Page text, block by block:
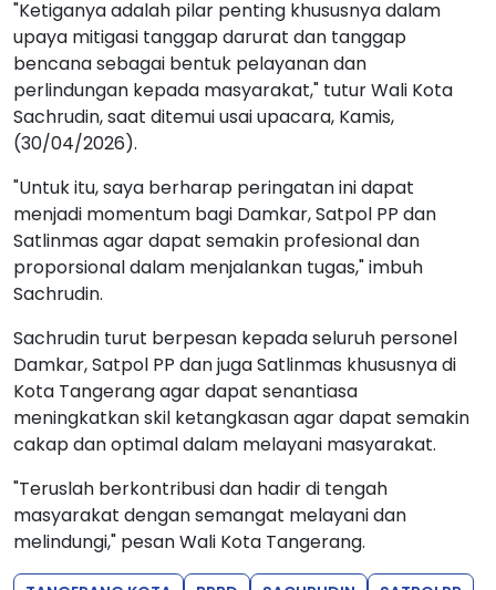
"Ketiganya adalah pilar penting khususnya dalam
upaya mitigasi tanggap darurat dan tanggap
bencana sebagai bentuk pelayanan dan
perlindungan kepada masyarakat," tutur Wali Kota
Sachrudin, saat ditemui usai upacara, Kamis,
"Untuk itu, saya berharap peringatan ini dapat
menjadi momentum bagi Damkar, Satpol PP dan
Satlinmas agar dapat semakin profesional dan
proporsional dalam menjalankan tugas," imbuh
Sachrudin turut berpesan kepada seluruh personel
Damkar, Satpol PP dan juga Satlinmas khususnya di
Kota Tangerang agar dapat senantiasa
meningkatkan skil ketangkasan agar dapat semakin
cakap dan optimal dalam melayani masyarakat.
"Teruslah berkontribusi dan hadir di tengah
masyarakat dengan semangat melayani dan
melindungi," pesan Wali Kota Tangerang.